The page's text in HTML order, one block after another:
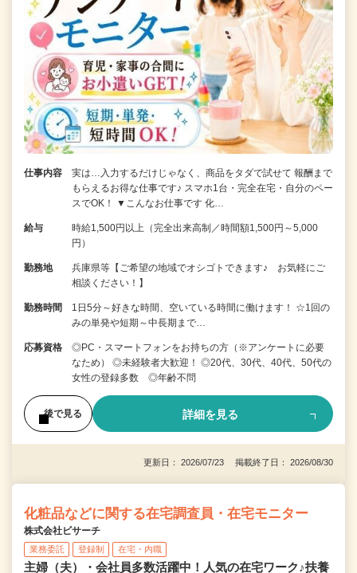
仕事内容
実は…入力するだけじゃなく、商品をタダで試せて 報酬まで
もらえるお得な仕事です♪ スマホ1台・完全在宅・自分のペー
スでOK！ ▼こんなお仕事です 化…
給与
時給1,500円以上（完全出来高制／時間額1,500円～5,000
円）
勤務地
兵庫県等【ご希望の地域でオシゴトできます♪ お気軽にご
相談ください！】
勤務時間
1日5分～好きな時間、空いている時間に働けます！ ☆1回の
みの単発や短期～中長期まで…
応募資格
◎PC・スマートフォンをお持ちの方（※アンケートに必要
なため） ◎未経験者大歓迎！ ◎20代、30代、40代、50代の
女性の登録多数 ◎年齢不問
後で見る 詳細を見る
更新日： 2026/07/23 掲載終了日： 2026/08/30
化粧品などに関する在宅調査員・在宅モニター
株式会社ビサーチ
業務委託 登録制 在宅・内職
主婦（夫）・会社員多数活躍中！人気の在宅ワーク♪扶養